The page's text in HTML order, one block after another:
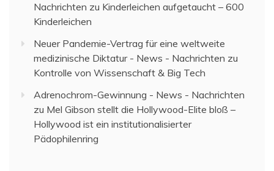
Nachrichten zu Kinderleichen aufgetaucht – 600
Kinderleichen
Neuer Pandemie-Vertrag für eine weltweite
medizinische Diktatur - News - Nachrichten zu
Kontrolle von Wissenschaft & Big Tech
Adrenochrom-Gewinnung - News - Nachrichten
zu Mel Gibson stellt die Hollywood-Elite bloß –
Hollywood ist ein institutionalisierter
Pädophilenring